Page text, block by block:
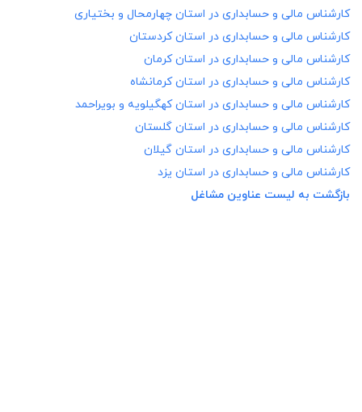
کارشناس مالی و حسابداری در استان چهارمحال و بختیاری
کارشناس مالی و حسابداری در استان کردستان
کارشناس مالی و حسابداری در استان کرمان
کارشناس مالی و حسابداری در استان کرمانشاه
کارشناس مالی و حسابداری در استان کهگیلویه و بویراحمد
کارشناس مالی و حسابداری در استان گلستان
کارشناس مالی و حسابداری در استان گیلان
کارشناس مالی و حسابداری در استان یزد
بازگشت به لیست عناوین مشاغل